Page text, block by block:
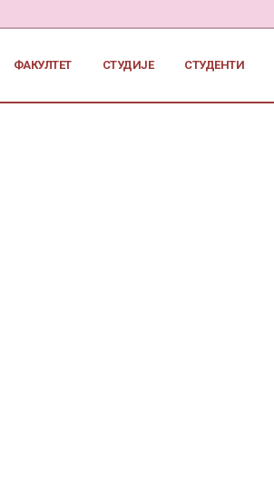
ФАКУЛТЕТ СТУДИЈЕ СТУДЕНТИ